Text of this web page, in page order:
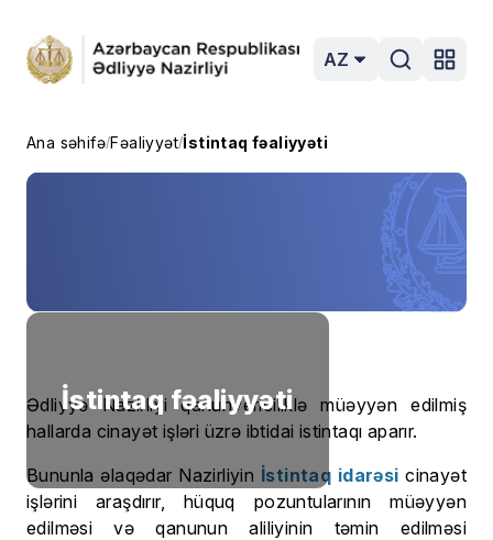
AZ
Ana səhifə/Fəaliyyət/İstintaq fəaliyyəti
İstintaq fəaliyyəti
Ədliyyə Nazirliyi qanunvericiliklə müəyyən edilmiş
hallarda cinayət işləri üzrə ibtidai istintaqı aparır.
Bununla əlaqədar Nazirliyin İstintaq idarəsi cinayət
işlərini araşdırır, hüquq pozuntularının müəyyən
edilməsi və qanunun aliliyinin təmin edilməsi